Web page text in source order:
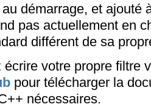
démarrage, et ajouté
pas actuellement en
différent de sa
votre propre filtre
pour télécharger la
nécessaires.